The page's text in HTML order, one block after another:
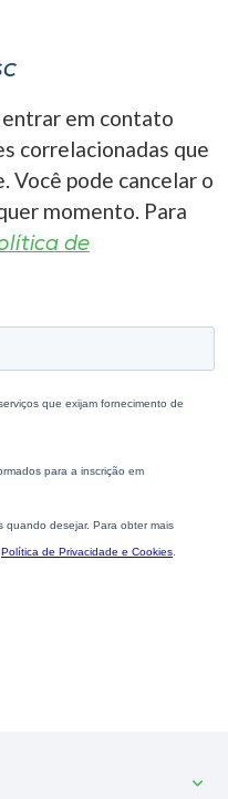
entrar em contato
correlacionadas que
Você pode cancelar o
momento. Para
de